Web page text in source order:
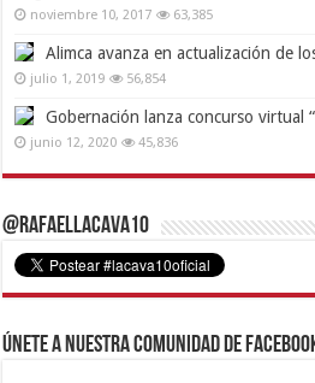
noviembre 10, 2017 63,385
Alimca avanza en actualización de
julio 1, 2019 56,854
Gobernación lanza concurso virtual
junio 12, 2020 45,836
@RafaelLacava10
Únete a nuestra comunidad de